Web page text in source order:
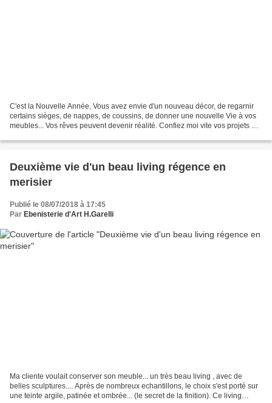
C'est la Nouvelle Année, Vous avez envie d'un nouveau décor, de regarnir
certains sièges, de nappes, de coussins, de donner une nouvelle Vie à vos
meubles... Vos rêves peuvent devenir réalité. Confiez moi vite vos projets de
Deuxième vie d'un beau living régence en
merisier
Publié le 08/07/2018 à 17:45
Par Ebenisterie d'Art H.Garelli
Ma cliente voulait conserver son meuble... un très beau living , avec de
belles sculptures.... Après de nombreux echantillons, le choix s'est porté sur
une teinte argile, patinée et ombrée... (le secret de la finition). Ce living